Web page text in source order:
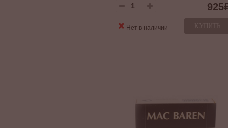
925
КУПИТЬ
Нет в наличии